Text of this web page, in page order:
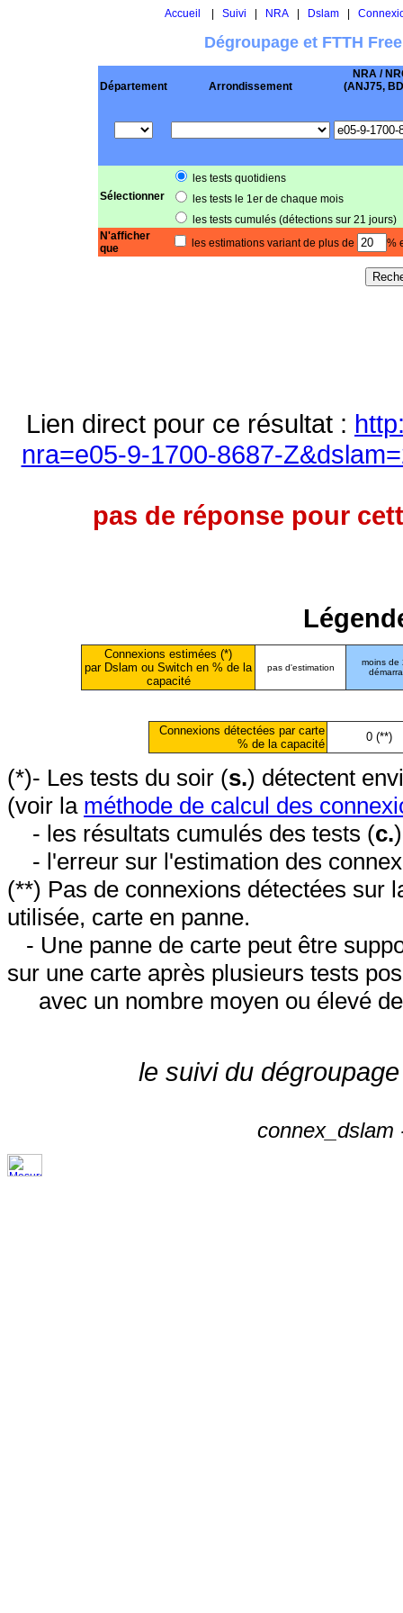
Accueil Suivi NRA| Dslam|
Dégroupage et FTTH
Département Arrondissement
NRA /
(ANJ75,
Sélectionner
les tests quotidiens
les tests le 1er de chaque mois
les tests cumulés (détections sur 21 jours)
N'afficher
que
les estimations variant de plus de %
Lien direct pour ce résultat :
nra=e05-9-1700-8687-
pas de réponse pour
Connexions estimées (*)
par Dslam ou Switch en % de la
capacité
pas d'estimation
moins de
Connexions détectées par carte
% de la capacité
0 (**)
(*)- Les tests du soir (s.) détectent
(voir la méthode de calcul des
- les résultats cumulés des tests (c.
- l'erreur sur l'estimation des
(**) Pas de connexions détectées sur
utilisée, carte en panne.
- Une panne de carte peut être
sur une carte après plusieurs tests
avec un nombre moyen ou élevé
le suivi du
connex_dslam